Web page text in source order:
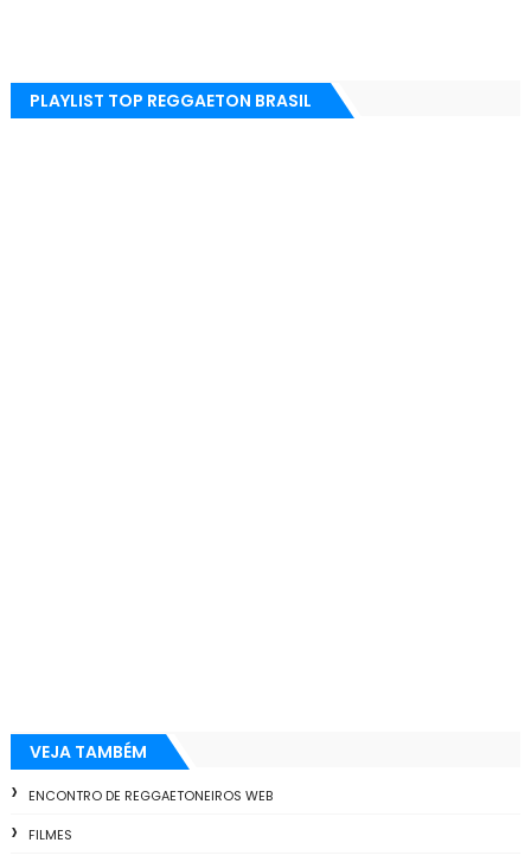
PLAYLIST TOP REGGAETON BRASIL
VEJA TAMBÉM
ENCONTRO DE REGGAETONEIROS WEB
FILMES